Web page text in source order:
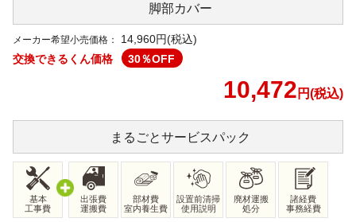
脚部カバー
メーカー希望小売価格： 14,960円(税込)
交換できるくん価格
30％OFF
10,472 円(税込)
まるごとサービスパック
基本
工事費
出張費
運搬費
部材費
室内養生費
設置前清掃
使用説明
廃材運搬
処分
諸経費
事務経費